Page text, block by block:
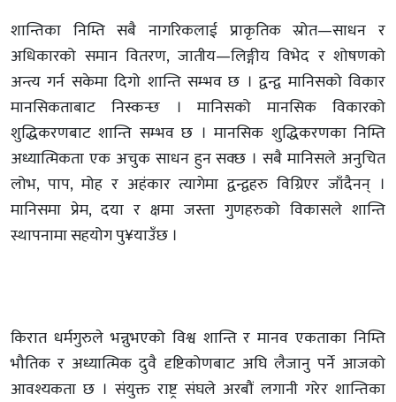
शान्तिका निम्ति सबै नागरिकलाई प्राकृतिक स्रोत—साधन र
अधिकारको समान वितरण, जातीय—लिङ्गीय विभेद र शोषणको
अन्त्य गर्न सकेमा दिगो शान्ति सम्भव छ । द्वन्द्व मानिसको विकार
मानसिकताबाट निस्कन्छ । मानिसको मानसिक विकारको
शुद्धिकरणबाट शान्ति सम्भव छ । मानसिक शुद्धिकरणका निम्ति
अध्यात्मिकता एक अचुक साधन हुन सक्छ । सबै मानिसले अनुचित
लोभ, पाप, मोह र अहंकार त्यागेमा द्वन्द्वहरु विग्रिएर जाँदैनन् ।
मानिसमा प्रेम, दया र क्षमा जस्ता गुणहरुको विकासले शान्ति
स्थापनामा सहयोग पु¥याउँछ ।
किरात धर्मगुरुले भन्नुभएको विश्व शान्ति र मानव एकताका निम्ति
भौतिक र अध्यात्मिक दुवै दृष्टिकोणबाट अघि लैजानु पर्ने आजको
आवश्यकता छ । संयुक्त राष्ट्र संघले अरबौं लगानी गरेर शान्तिका